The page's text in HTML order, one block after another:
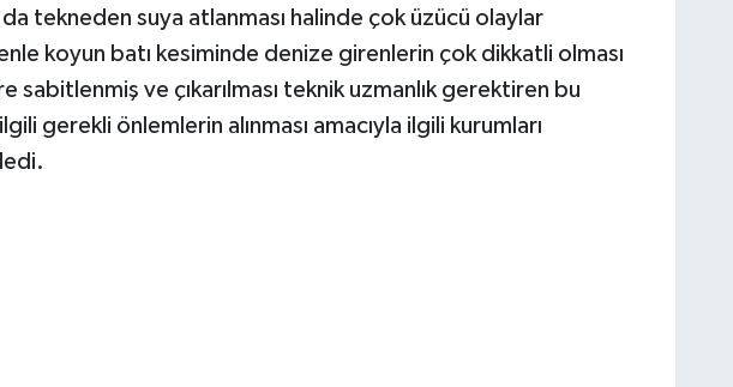
da tekneden suya atlanması halinde çok üzücü olaylar
koyun batı kesiminde denize girenlerin çok dikkatli olması
sabitlenmiş ve çıkarılması teknik uzmanlık gerektiren bu
gerekli önlemlerin alınması amacıyla ilgili kurumları